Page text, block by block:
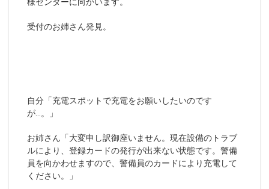
受付のお姉さん発見。
自分「充電スポットで充電をお願いしたいのです
が…。」
お姉さん「大変申し訳御座いません。現在設備のトラブ
ルにより、登録カードの発行が出来ない状態です。警備
員を向かわせますので、警備員のカードにより充電して
ください。」